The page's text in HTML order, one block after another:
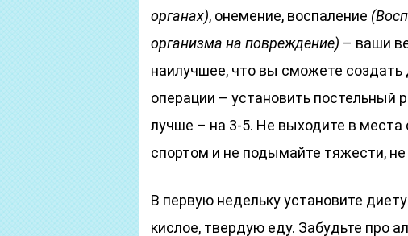
органах), онемение, воспаление
организма на повреждение) – ваши
наилучшее, что вы сможете создать
операции – установить постельный
лучше – на 3-5. Не выходите в
спортом и не подымайте тяжести, не
В первую недельку установите
кислое, твердую еду. Забудьте про